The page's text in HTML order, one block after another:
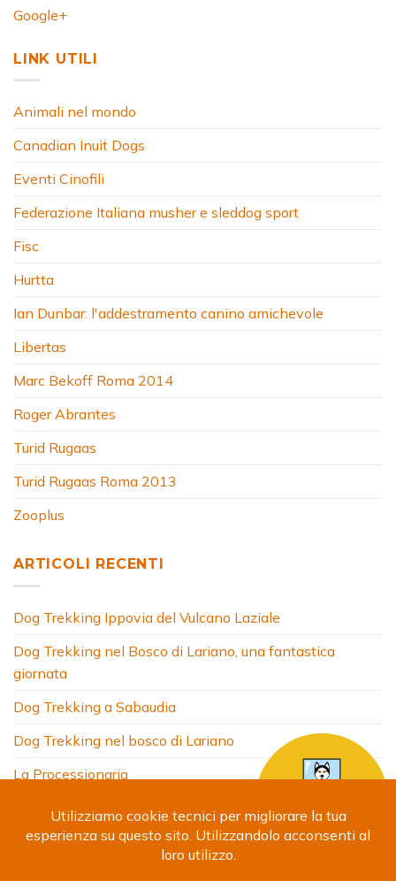
Google+
LINK UTILI
Animali nel mondo
Canadian Inuit Dogs
Eventi Cinofili
Federazione Italiana musher e sleddog sport
Fisc
Hurtta
Ian Dunbar: l'addestramento canino amichevole
Libertas
Marc Bekoff Roma 2014
Roger Abrantes
Turid Rugaas
Turid Rugaas Roma 2013
Zooplus
ARTICOLI RECENTI
Dog Trekking Ippovia del Vulcano Laziale
Dog Trekking nel Bosco di Lariano, una fantastica
giornata
Dog Trekking a Sabaudia
Dog Trekking nel bosco di Lariano
La Processionaria